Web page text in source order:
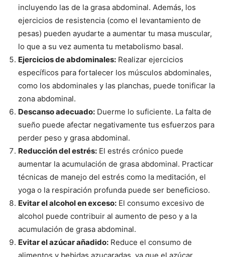
incluyendo las de la grasa abdominal. Además, los
ejercicios de resistencia (como el levantamiento de
pesas) pueden ayudarte a aumentar tu masa muscular,
lo que a su vez aumenta tu metabolismo basal.
Ejercicios de abdominales: Realizar ejercicios
específicos para fortalecer los músculos abdominales,
como los abdominales y las planchas, puede tonificar la
zona abdominal.
Descanso adecuado: Duerme lo suficiente. La falta de
sueño puede afectar negativamente tus esfuerzos para
perder peso y grasa abdominal.
Reducción del estrés: El estrés crónico puede
aumentar la acumulación de grasa abdominal. Practicar
técnicas de manejo del estrés como la meditación, el
yoga o la respiración profunda puede ser beneficioso.
Evitar el alcohol en exceso: El consumo excesivo de
alcohol puede contribuir al aumento de peso y a la
acumulación de grasa abdominal.
Evitar el azúcar añadido: Reduce el consumo de